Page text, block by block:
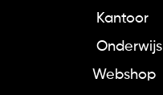
Kantoor
Onderwijs
Webshop